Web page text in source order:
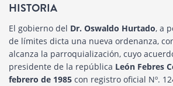
HISTORIA
El gobierno del Dr. Oswaldo Hurtado, a
de límites dicta una nueva ordenanza,
alcanza la parroquialización, cuyo
presidente de la república León Febres
febrero de 1985 con registro oficial Nº.